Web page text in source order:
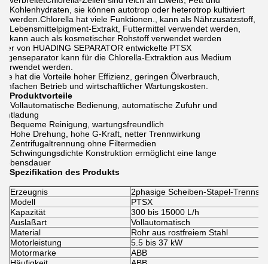
Kohlenhydraten, sie können autotrop oder heterotrop kultiviert
werden.Chlorella hat viele Funktionen., kann als Nährzusatzstoff,
Lebensmittelpigment-Extrakt, Futtermittel verwendet werden,
kann auch als kosmetischer Rohstoff verwendet werden
Der von HUADING SEPARATOR entwickelte PTSX
Algenseparator kann für die Chlorella-Extraktion aus Medium
verwendet werden.
Sie hat die Vorteile hoher Effizienz, geringen Ölverbrauch,
einfachen Betrieb und wirtschaftlicher Wartungskosten.
Produktvorteile
Vollautomatische Bedienung, automatische Zufuhr und
Entladung
Bequeme Reinigung, wartungsfreundlich
Hohe Drehung, hohe G-Kraft, netter Trennwirkung
Zentrifugaltrennung ohne Filtermedien
Schwingungsdichte Konstruktion ermöglicht eine lange
Lebensdauer
Spezifikation des Produkts
Erzeugnis
2phasige Scheiben-Stapel-
Modell
PTSX
Kapazität
300 bis 15000 L/h
Auslaßart
Vollautomatisch
Material
Rohr aus rostfreiem Stahl
Motorleistung
5.5 bis 37 kW
Motormarke
ABB